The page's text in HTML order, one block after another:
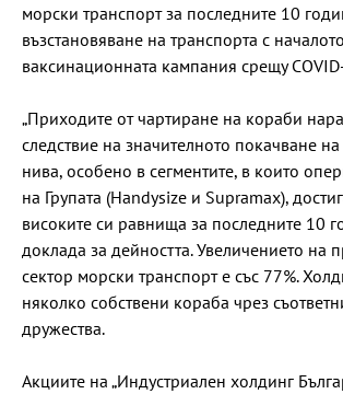
морски транспорт за последните 10
възстановяване на транспорта с
ваксинационната кампания срещу
„Приходите от чартиране на кораби
следствие на значителното покачване
нива, особено в сегментите, в които
на Групата (Handysize и Supramax),
високите си равнища за последните 10
доклада за дейността. Увеличението на
сектор морски транспорт е със 77%.
няколко собствени кораба чрез
дружества.
Акциите на „Индустриален холдинг